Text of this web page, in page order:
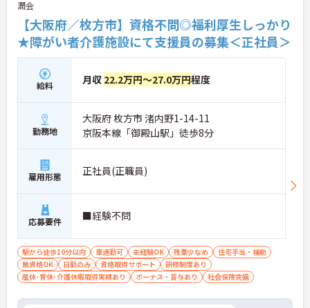
潤会
【大阪府／枚方市】資格不問◎福利厚生しっかり
★障がい者介護施設にて支援員の募集＜正社員＞
給料 月収 22.2万円～27.0万円程度
勤務地
大阪府 枚方市 渚内野1-14-11
京阪本線「御殿山駅」徒歩8分
雇用形態 正社員(正職員)
応募要件 ■経験不問
駅から徒歩10分以内 車通勤可 未経験OK 残業少なめ
住宅手当・補助
無資格OK
日勤のみ 資格取得サポート
研修制度あり
産休･育休･介護休暇取得実績あり
ボーナス・賞与あり 社会保険完備